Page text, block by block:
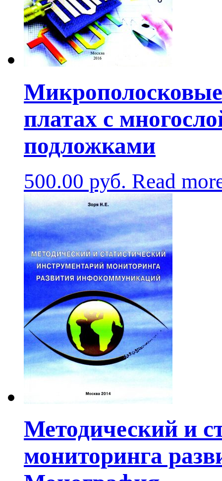
платах с
подложками
500.00 руб. Read
Методический и
мониторинга